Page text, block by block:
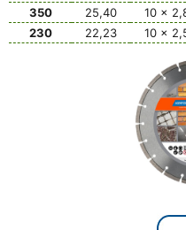
350
25,40 10 x
230
22,23 10 x